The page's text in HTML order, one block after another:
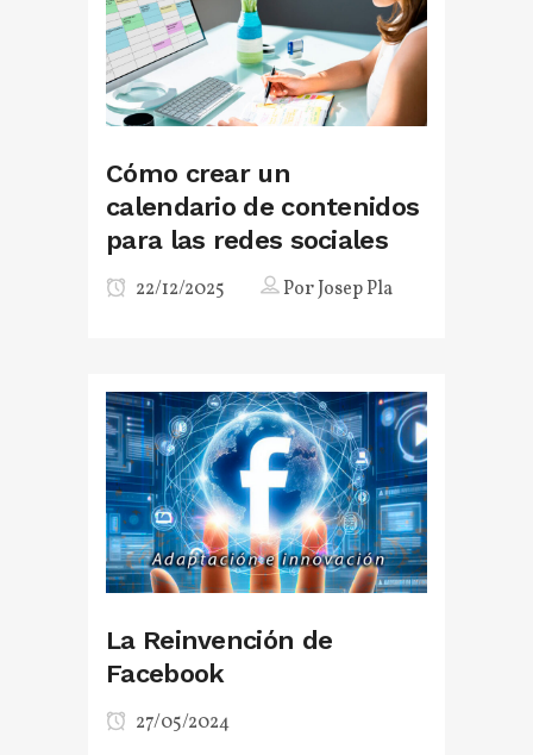
Cómo crear un
calendario de contenidos
para las redes sociales
22/12/2025 PorJosep Pla
La Reinvención de
Facebook
27/05/2024